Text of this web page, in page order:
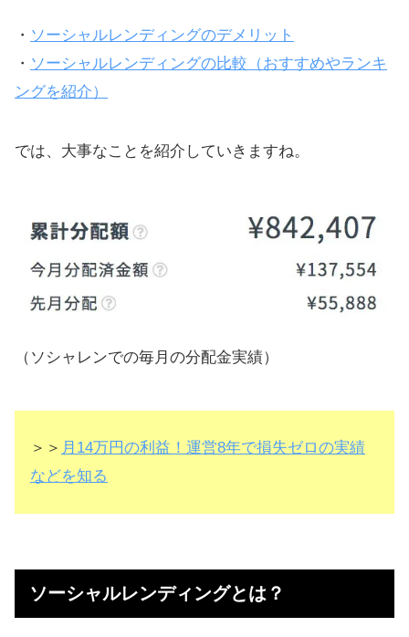
・ ソーシャルレンディングのデメリット
・ ソーシャルレンディングの比較（おすすめやランキ
ングを紹介）
では、大事なことを紹介していきますね。
（ソシャレンでの毎月の分配金実績）
＞＞ 月14万円の利益！運営8年で損失ゼロの実績
などを知る
ソーシャルレンディングとは？